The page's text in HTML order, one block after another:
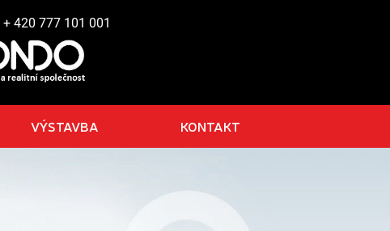
+ 420 777 101 001
VÝSTAVBA KONTAKT